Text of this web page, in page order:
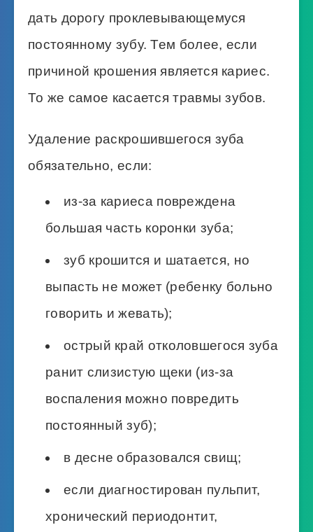
дать дорогу проклевывающемуся
постоянному зубу. Тем более, если
причиной крошения является кариес.
То же самое касается травмы зубов.
Удаление раскрошившегося зуба
обязательно, если:
из-за кариеса повреждена
большая часть коронки зуба;
зуб крошится и шатается, но
выпасть не может (ребенку больно
говорить и жевать);
острый край отколовшегося зуба
ранит слизистую щеки (из-за
воспаления можно повредить
постоянный зуб);
в десне образовался свищ;
если диагностирован пульпит,
хронический периодонтит,